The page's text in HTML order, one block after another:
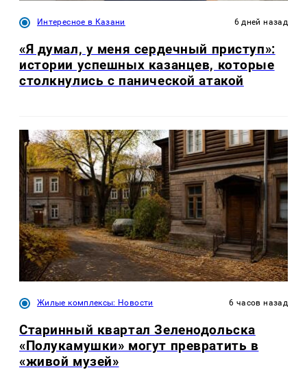
Интересное в Казани 6 дней назад
«Я думал, у меня сердечный приступ»:
истории успешных казанцев, которые
столкнулись с панической атакой
Жилые комплексы: Новости 6 часов назад
Старинный квартал Зеленодольска
«Полукамушки» могут превратить в
«живой музей»